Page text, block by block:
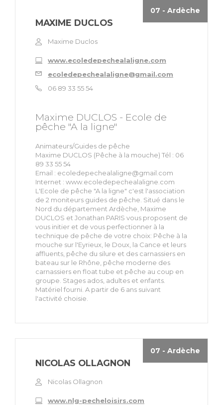
07 - Ardèche
MAXIME DUCLOS
Maxime Duclos
www.ecoledepechealaligne.com
ecoledepechealaligne@gmail.com
06 89 33 55 54
Maxime DUCLOS - Ecole de
pêche "A la ligne"
Animateurs/Guides de pêche
Maxime DUCLOS (Pêche à la mouche) Tél : 06
89 33 55 54
Email : ecoledepechealaligne@gmail.com
Internet : www.ecoledepechealaligne.com
L'Ecole de pêche "A la ligne" c'est l'association
de 2 moniteurs guides de pêche. Situé dans le
Nord du département Ardèche, Maxime
DUCLOS et Jonathan PARIS vous proposent de
vous initier et de vous perfectionner à la
technique de pêche de votre choix: Pêche à la
mouche sur l'Eyrieux, le Doux, la Cance et leurs
affluents, pêche du silure et des carnassiers en
bateau sur le Rhône, pêche moderne des
carnassiers en float tube et pêche au coup en
groupe. Stages ados, adultes et enfants.
Matériel fourni. A partir de 6 ans suivant
l'activité choisie.
07 - Ardèche
NICOLAS OLLAGNON
Nicolas Ollagnon
www.nlg-pecheloisirs.com